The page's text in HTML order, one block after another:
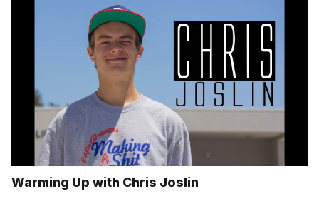
Warming Up with Chris Joslin